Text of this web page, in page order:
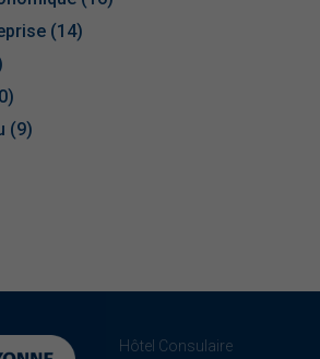
(14)
(9)
Hôtel Consulaire